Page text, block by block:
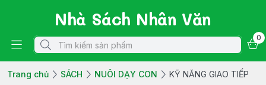
Nhà Sách Nhân Văn
0
Trang chủ SÁCH NUÔI DẠY CON KỸ NĂNG GIAO TIẾP